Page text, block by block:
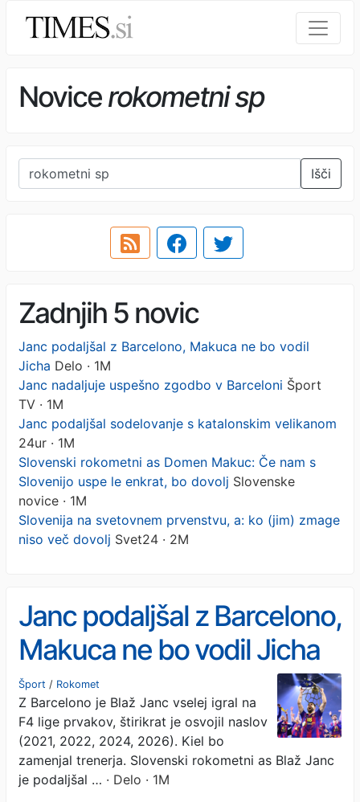
Novicerokometni sp
Išči
Zadnjih 5 novic
Janc podaljšal z Barcelono, Makuca ne bo vodil
Jicha Delo · 1M
Janc nadaljuje uspešno zgodbo v Barceloni Šport
TV · 1M
Janc podaljšal sodelovanje s katalonskim velikanom
24ur · 1M
Slovenski rokometni as Domen Makuc: Če nam s
Slovenijo uspe le enkrat, bo dovolj Slovenske
novice · 1M
Slovenija na svetovnem prvenstvu, a: ko (jim) zmage
niso več dovolj Svet24 · 2M
Janc podaljšal z Barcelono,
Makuca ne bo vodil Jicha
Šport / Rokomet
Z Barcelono je Blaž Janc vselej igral na
F4 lige prvakov, štirikrat je osvojil naslov
(2021, 2022, 2024, 2026). Kiel bo
zamenjal trenerja. Slovenski rokometni as Blaž Janc
je podaljšal … · Delo · 1M